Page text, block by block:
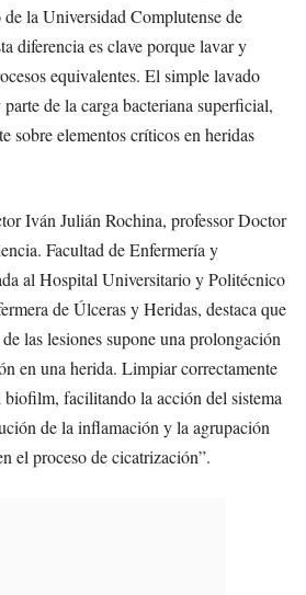
la Universidad Complutense de
diferencia es clave porque lavar y
equivalentes. El simple lavado
de la carga bacteriana superficial,
sobre elementos críticos en heridas
Iván Julián Rochina, professor Doctor
Facultad de Enfermería y
al Hospital Universitario y Politécnico
de Úlceras y Heridas, destaca que
las lesiones supone una prolongación
en una herida. Limpiar correctamente
biofilm, facilitando la acción del sistema
de la inflamación y la agrupación
el proceso de cicatrización”.